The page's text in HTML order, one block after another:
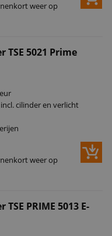
weer op
TSE 5021 Prime
cilinder en verlicht
weer op
PRIME 5013 E-